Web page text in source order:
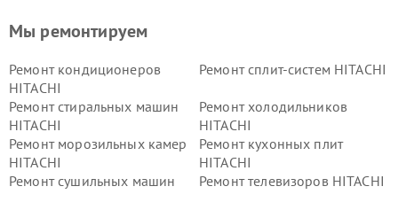
Мы ремонтируем
Ремонт кондиционеров
HITACHI
Ремонт сплит-систем HITACHI
Ремонт стиральных машин
HITACHI
Ремонт холодильников
HITACHI
Ремонт морозильных камер
HITACHI
Ремонт кухонных плит
HITACHI
Ремонт сушильных машин
Ремонт телевизоров HITACHI